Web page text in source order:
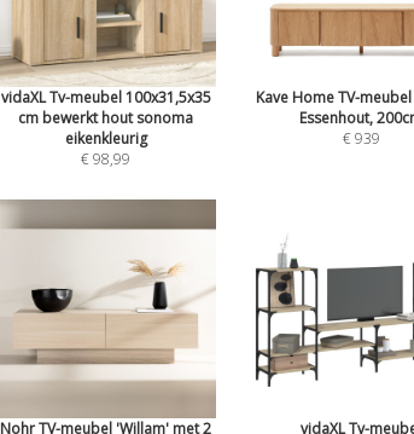
vidaXL Tv-meubel 100x31,5x35
cm bewerkt hout sonoma
eikenkleurig
€ 98,99
Kave Home TV-
Essenhout,
€ 939
Nohr TV-meubel 'Willam' met 2
vidaXL Tv-